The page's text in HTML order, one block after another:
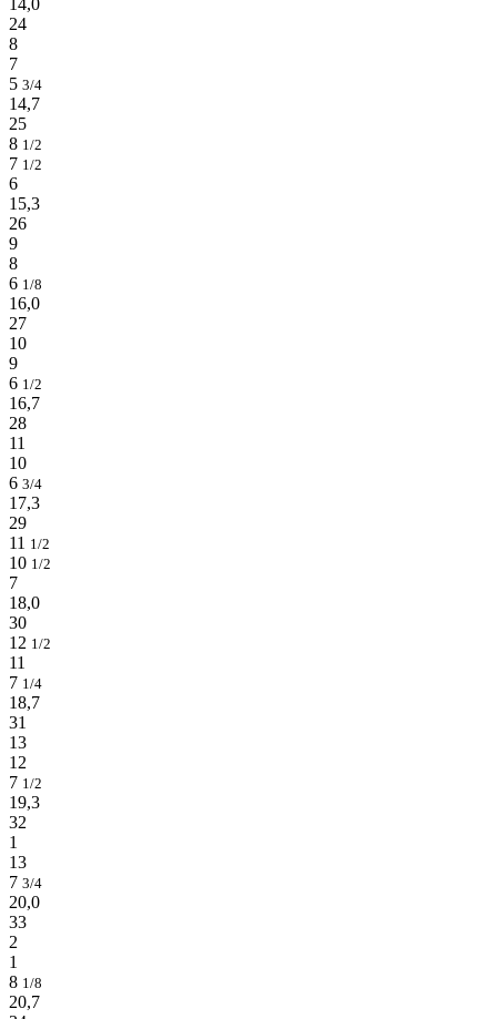
14,0
24
8
7
5 3/4
14,7
25
8 1/2
7 1/2
6
15,3
26
9
8
6 1/8
16,0
27
10
9
6 1/2
16,7
28
11
10
6 3/4
17,3
29
11 1/2
10 1/2
7
18,0
30
12 1/2
11
7 1/4
18,7
31
13
12
7 1/2
19,3
32
1
13
7 3/4
20,0
33
2
1
8 1/8
20,7